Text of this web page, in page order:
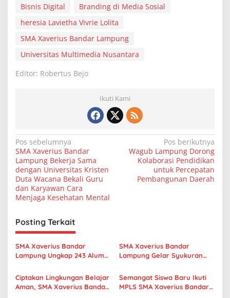
Bisnis Digital
Branding di Media Sosial
heresia Lavietha Vivrie Lolita
SMA Xaverius Bandar Lampung
Universitas Multimedia Nusantara
Editor: Robertus Bejo
Ikuti Kami
N
a
v
i
g
a
s
i
p
o
s
Pos sebelumnya
SMA Xaverius Bandar
Lampung Bekerja Sama
dengan Universitas Kristen
Duta Wacana Bekali Guru
dan Karyawan Cara
Menjaga Kesehatan Mental
Pos berikutnya
Wagub Lampung Dorong
Kolaborasi Pendidikan
untuk Percepatan
Pembangunan Daerah
Posting Terkait
SMA Xaverius Bandar
Lampung Ungkap 243 Alumni
Mancanegara
SMA Xaverius Bandar
Lampung Gelar Syukuran
Thadeus Engko, dan
Purnabakti Suhardi
Ciptakan Lingkungan Belajar
Aman, SMA Xaverius Bandar
Semangat Siswa Baru Ikuti
MPLS SMA Xaverius Bandar